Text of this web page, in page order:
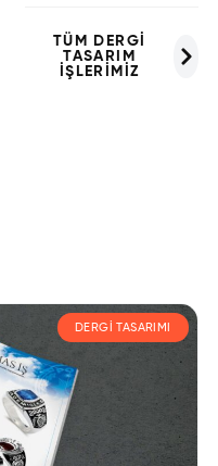
TÜM DERGİ
TASARIM
İŞLERİMİZ
DERGI TASARIMI